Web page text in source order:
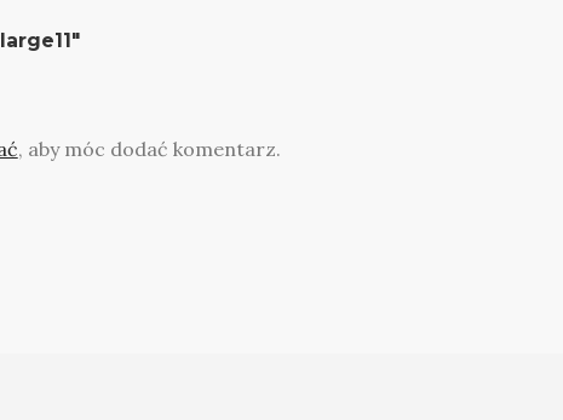
, aby móc dodać komentarz.